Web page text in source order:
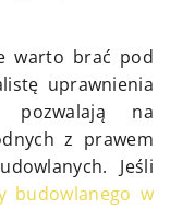
warto brać pod
uprawnienia
pozwalają na
z prawem
Jeśli
budowlanego w